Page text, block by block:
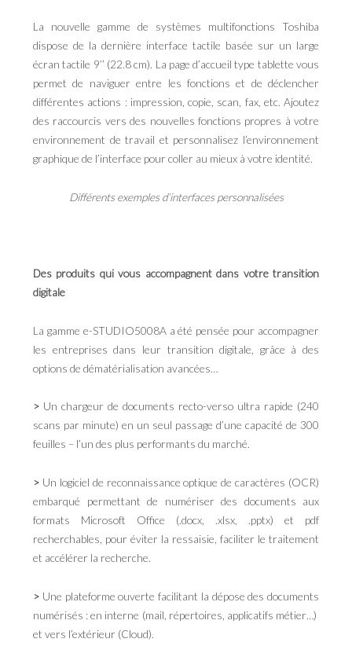
La nouvelle gamme de systèmes multifonctions Toshiba
dispose de la dernière interface tactile basée sur un large
écran tactile 9’’ (22.8 cm). La page d’accueil type tablette vous
permet de naviguer entre les fonctions et de déclencher
différentes actions : impression, copie, scan, fax, etc. Ajoutez
des raccourcis vers des nouvelles fonctions propres à votre
environnement de travail et personnalisez l’environnement
graphique de l’interface pour coller au mieux à votre identité.
Différents exemples d’interfaces personnalisées
Des produits qui vous accompagnent dans votre transition
digitale
La gamme e-STUDIO5008A a été pensée pour accompagner
les entreprises dans leur transition digitale, grâce à des
options de dématérialisation avancées…
> Un chargeur de documents recto-verso ultra rapide (240
scans par minute) en un seul passage d’une capacité de 300
feuilles – l’un des plus performants du marché.
> Un logiciel de reconnaissance optique de caractères (OCR)
embarqué permettant de numériser des documents aux
formats Microsoft Office (.docx, .xlsx, .pptx) et pdf
recherchables, pour éviter la ressaisie, faciliter le traitement
et accélérer la recherche.
> Une plateforme ouverte facilitant la dépose des documents
numérisés : en interne (mail, répertoires, applicatifs métier…)
et vers l’extérieur (Cloud).